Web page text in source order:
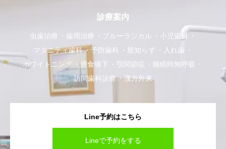
診療案内
虫歯治療 歯周治療 ブルーラジカル
小児歯科
マタニティ歯科
予防歯科 親知らず
入れ歯
ホワイトニング
摂食嚥下 顎関節症
睡眠時無呼吸
訪問歯科診療
漢方外来
Line予約はこちら
Lineで予約をする